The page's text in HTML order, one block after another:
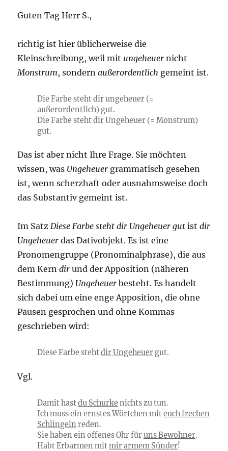
Guten Tag Herr S.,
richtig ist hier üblicherweise die
Kleinschreibung, weil mit ungeheuer nicht
Monstrum, sondernaußerordentlich gemeint ist.
Die Farbe steht dir ungeheuer (=
außerordentlich) gut.
Die Farbe steht dir Ungeheuer (= Monstrum)
gut.
Das ist aber nicht Ihre Frage. Sie möchten
wissen, was Ungeheuer grammatisch gesehen
ist, wenn scherzhaft oder ausnahmsweise doch
das Substantiv gemeint ist.
Im SatzDiese Farbe steht dir Ungeheuer gut istdir
Ungeheuer das Dativobjekt. Es ist eine
Pronomengruppe (Pronominalphrase), die aus
dem Kerndir und der Apposition (näheren
Bestimmung) Ungeheuer besteht. Es handelt
sich dabei um eine enge Apposition, die ohne
Pausen gesprochen und ohne Kommas
geschrieben wird:
Diese Farbe stehtdir Ungeheuergut.
Vgl.
Damit hastdu Schurkenichts zu tun.
Ich muss ein ernstes Wörtchen miteuch frechen
Schlingeln reden.
Sie haben ein offenes Ohr füruns Bewohner.
Habt Erbarmen mitmir armem Sünder!